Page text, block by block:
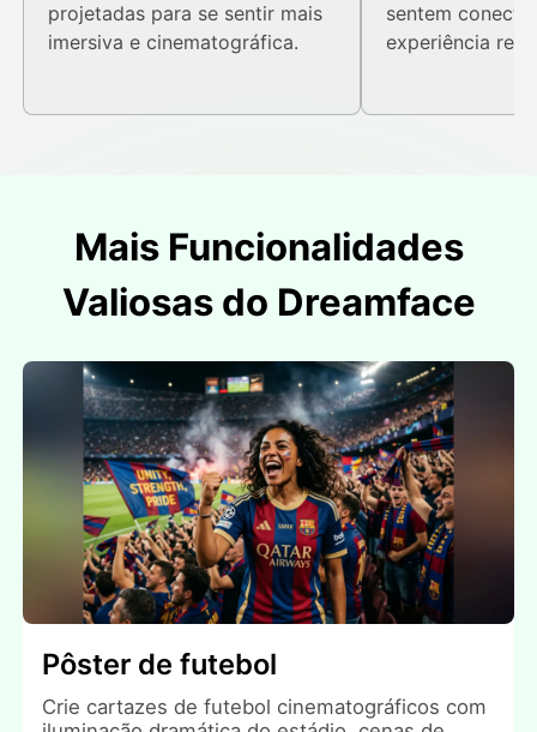
projetadas para se sentir mais
imersiva e cinematográfica.
sentem
experiência
Mais Funcionalidades
Valiosas do Dreamface
Pôster de futebol
Crie cartazes de futebol cinematográficos com